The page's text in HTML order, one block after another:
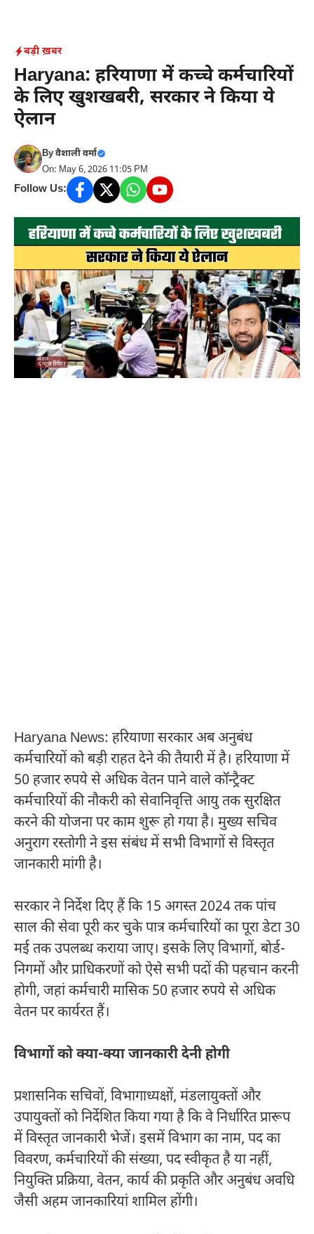
content
बड़ी ख़बर
Haryana: हरियाणा में कच्चे कर्मचारियों
के लिए खुशखबरी, सरकार ने किया ये
ऐलान
Byवैशाली वर्मा
On: May 6, 2026 11:05 PM
Follow Us:
Haryana News: हरियाणा सरकार अब अनुबंध
कर्मचारियों को बड़ी राहत देने की तैयारी में है। हरियाणा में
50 हजार रुपये से अधिक वेतन पाने वाले कॉन्ट्रैक्ट
कर्मचारियों की नौकरी को सेवानिवृत्ति आयु तक सुरक्षित
करने की योजना पर काम शुरू हो गया है। मुख्य सचिव
अनुराग रस्तोगी ने इस संबंध में सभी विभागों से विस्तृत
जानकारी मांगी है।
सरकार ने निर्देश दिए हैं कि 15 अगस्त 2024 तक पांच
साल की सेवा पूरी कर चुके पात्र कर्मचारियों का पूरा डेटा 30
मई तक उपलब्ध कराया जाए। इसके लिए विभागों, बोर्ड-
निगमों और प्राधिकरणों को ऐसे सभी पदों की पहचान करनी
होगी, जहां कर्मचारी मासिक 50 हजार रुपये से अधिक
वेतन पर कार्यरत हैं।
विभागों को क्या-क्या जानकारी देनी होगी
प्रशासनिक सचिवों, विभागाध्यक्षों, मंडलायुक्तों और
उपायुक्तों को निर्देशित किया गया है कि वे निर्धारित प्रारूप
में विस्तृत जानकारी भेजें। इसमें विभाग का नाम, पद का
विवरण, कर्मचारियों की संख्या, पद स्वीकृत है या नहीं,
नियुक्ति प्रक्रिया, वेतन, कार्य की प्रकृति और अनुबंध अवधि
जैसी अहम जानकारियां शामिल होंगी।